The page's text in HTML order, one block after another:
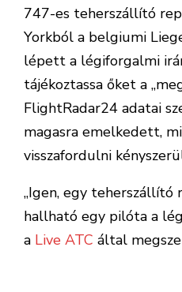
747-es teherszállító
Yorkból a belgiumi
lépett a légiforgalmi
tájékoztassa őket a
FlightRadar24 adatai
magasra emelkedett,
visszafordulni
„Igen, egy teherszállító
hallható egy pilóta a
a Live ATC által